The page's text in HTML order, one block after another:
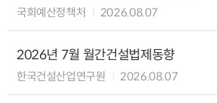
국회예산정책처 2026.08.07
2026년 7월 월간건설법제동향
한국건설산업연구원 2026.08.07